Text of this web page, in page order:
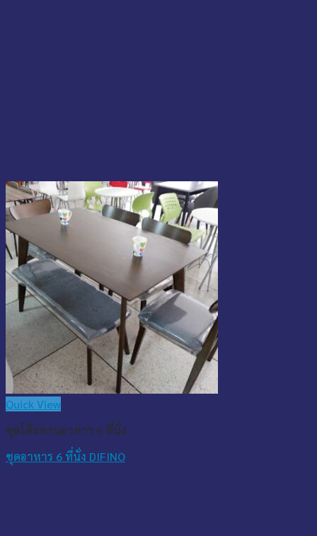
Quick View
ชุดโต๊ะทานอาหาร 6 ที่นั่ง
ชุดอาหาร 6 ที่นั่ง DIFINO